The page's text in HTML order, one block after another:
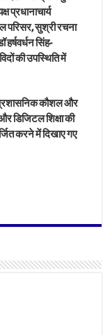
प्रधानाचार्य
परिसर, सुश्री रचना
सिंह-
की उपस्थिति में
कौशल और
डिजिटल शिक्षा की
करने में दिखाए गए